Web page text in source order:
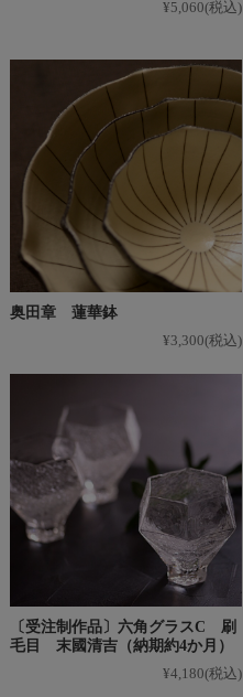
¥5,060(税込)
奥田章 蓮華鉢
¥3,300(税込)
〔受注制作品〕六角グラスC 刷
毛目 末國清吉（納期約4か月）
¥4,180(税込)